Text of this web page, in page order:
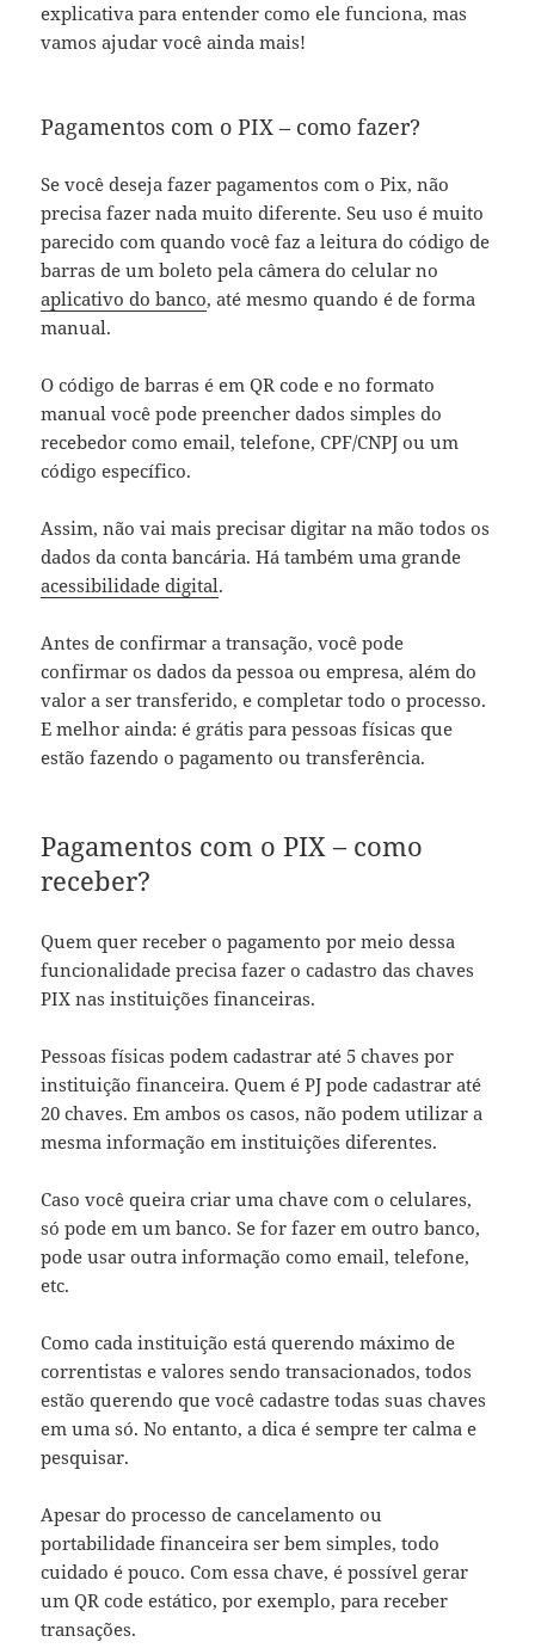
explicativa para entender como ele funciona, mas
vamos ajudar você ainda mais!
Pagamentos com o PIX – como fazer?
Se você deseja fazer pagamentos com o Pix, não
precisa fazer nada muito diferente. Seu uso é muito
parecido com quando você faz a leitura do código de
barras de um boleto pela câmera do celular no
aplicativo do banco, até mesmo quando é de forma
manual.
O código de barras é em QR code e no formato
manual você pode preencher dados simples do
recebedor como email, telefone, CPF/CNPJ ou um
código específico.
Assim, não vai mais precisar digitar na mão todos os
dados da conta bancária. Há também uma grande
acessibilidade digital.
Antes de confirmar a transação, você pode
confirmar os dados da pessoa ou empresa, além do
valor a ser transferido, e completar todo o processo.
E melhor ainda: é grátis para pessoas físicas que
estão fazendo o pagamento ou transferência.
Pagamentos com o PIX – como
receber?
Quem quer receber o pagamento por meio dessa
funcionalidade precisa fazer o cadastro das chaves
PIX nas instituições financeiras.
Pessoas físicas podem cadastrar até 5 chaves por
instituição financeira. Quem é PJ pode cadastrar até
20 chaves. Em ambos os casos, não podem utilizar a
mesma informação em instituições diferentes.
Caso você queira criar uma chave com o celulares,
só pode em um banco. Se for fazer em outro banco,
pode usar outra informação como email, telefone,
etc.
Como cada instituição está querendo máximo de
correntistas e valores sendo transacionados, todos
estão querendo que você cadastre todas suas chaves
em uma só. No entanto, a dica é sempre ter calma e
pesquisar.
Apesar do processo de cancelamento ou
portabilidade financeira ser bem simples, todo
cuidado é pouco. Com essa chave, é possível gerar
um QR code estático, por exemplo, para receber
transações.